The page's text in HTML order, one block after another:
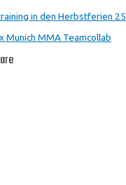
in den Herbstferien 25
Munich MMA Teamcollab